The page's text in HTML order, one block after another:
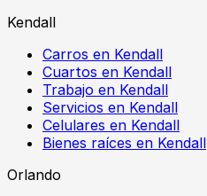
Kendall
Carros en Kendall
Cuartos en Kendall
Trabajo en Kendall
Servicios en Kendall
Celulares en Kendall
Bienes raíces en Kendall
Orlando